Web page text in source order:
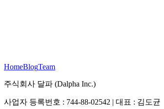
HomeBlogTeam
주식회사 달파 (Dalpha Inc.)
사업자 등록번호 : 744-88-02542 | 대표 : 김도균